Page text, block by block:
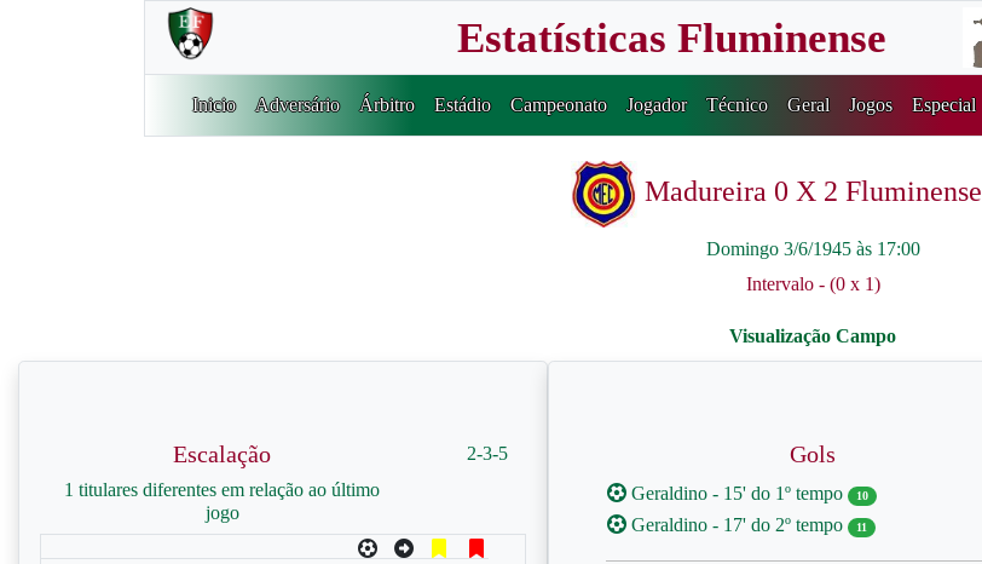
Estatísticas Fluminense
Inicio Adversário Árbitro Estádio Campeonato Jogador Técnico Geral Jogos Especial
Madureira 0 X 2 Fluminense
Domingo 3/6/1945 às 17:00
Intervalo - (0 x 1)
Escalação
1 titulares diferentes em relação ao último
jogo
2-3-5 Gols
Geraldino - 15' do 1º tempo 10
Geraldino - 17' do 2º tempo 11